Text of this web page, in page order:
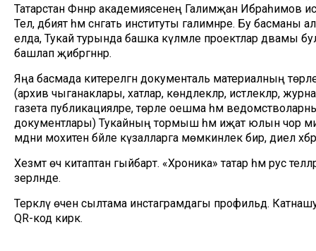
Татарстан Фәннәр академиясенең Галимҗан Ибраһимов
Тел, әдәбият һәм сәнгать институты галимнәре. Бу басманы
елда, Тукай турында башка күләмле проектлар дәвамы
башлап җибәргәннәр.
Яңа басмада китерелгән документаль материалның
(архив чыганаклары, хатлар, көндәлекләр, истәлекләр,
газета публикацияләре, төрле оешма һәм
документлары) Тукайның тормыш һәм иҗат юлын чор
мәдәни мохитенә бәйле күзалларга мөмкинлек бирә, диелә
Хезмәт өч китаптан гыйбарәт. «Хроника» татар һәм рус
әзерләнде.
Теркәлү өчен сылтама инстаграмдагы профильдә.
QR-код кирәк.